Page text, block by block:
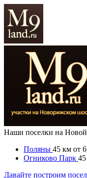
Наши поселки на
Поляны 45 км от
Огниково Парк
Давайте построим